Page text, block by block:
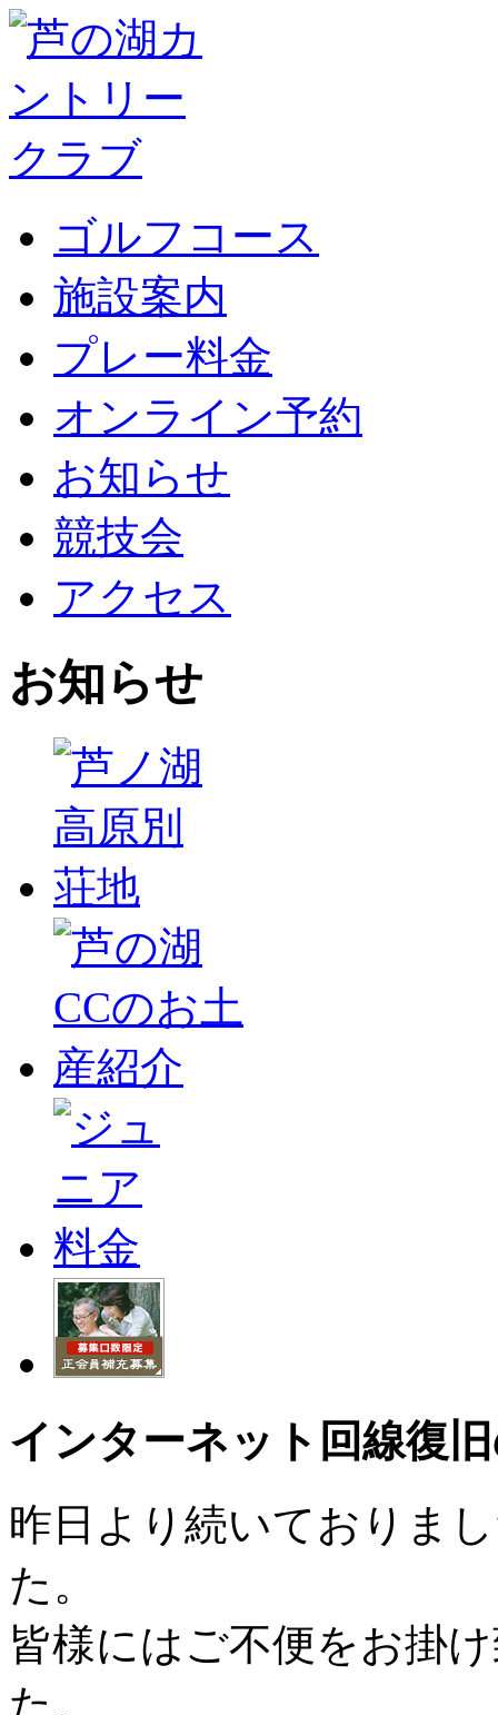
ゴルフコース
施設案内
プレー料金
オンライン予約
お知らせ
競技会
アクセス
お知らせ
インターネット回線復
昨日より続いておりま
た。
皆様にはご不便をお掛
た。